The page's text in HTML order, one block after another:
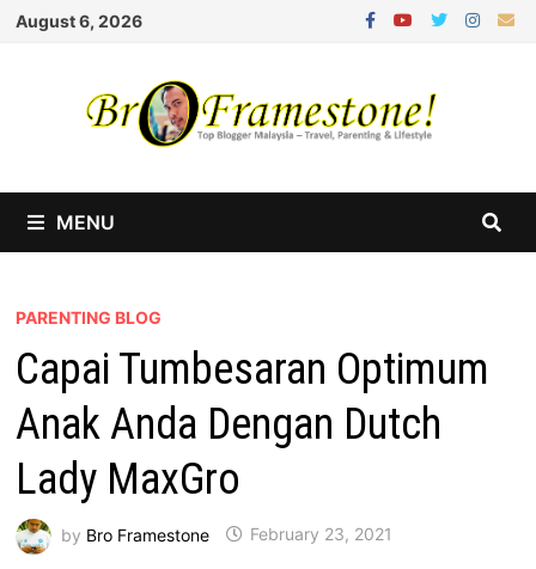
Skip
August 6, 2026
MENU
PARENTING BLOG
Capai Tumbesaran Optimum
Anak Anda Dengan Dutch
Lady MaxGro
by Bro Framestone February 23, 2021